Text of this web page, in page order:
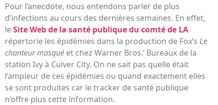
Pour l’anecdote, nous entendons parler de plus
d’infections au cours des dernières semaines. En effet,
leSite Web de la santé publique du comté de LA
répertorie les épidémies dans la production de Fox’s Le
chanteur masqué et chez Warner Bros.’ Bureaux de la
station Ivy à Culver City. On ne sait pas quelle était
l’ampleur de ces épidémies ou quand exactement elles
se sont produites car le tracker de santé publique
n’offre plus cette information.